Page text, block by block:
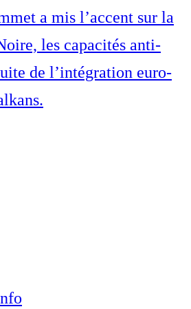
a mis l’accent sur la
les capacités anti-
de l’intégration euro-